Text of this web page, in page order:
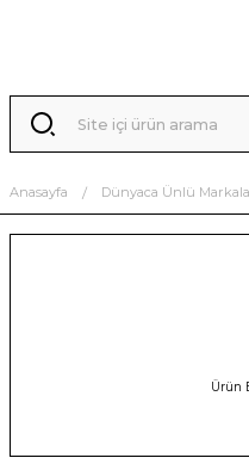
Anasayfa Dünyaca Ünlü
Ürün